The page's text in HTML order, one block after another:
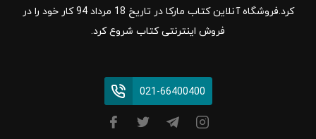
کرد.فروشگاه آنلاین کتاب مارکا در تاریخ 18 مرداد 94 کار خود را در
فروش اینترنتی کتاب شروع کرد.
021-66400400